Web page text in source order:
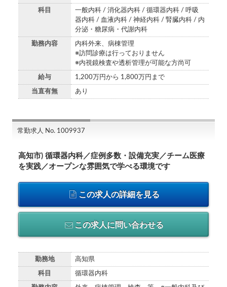
科目
一般内科 / 消化器内科 / 循環器内科 / 呼吸
器内科 / 血液内科 / 神経内科 / 腎臓内科 / 内
分泌・糖尿病・代謝内科
勤務内容
内科外来、病棟管理
※訪問診療は行っておりません
※内視鏡検査や透析管理が可能な方尚可
給与 1,200万円から 1,800万円まで
当直有無 あり
常勤求人 No. 1009937
高知市) 循環器内科／症例多数・設備充実／チーム医療
を実践／オープンな雰囲気で学べる環境です
この求人の詳細を見る
この求人に問い合わせる
勤務地 高知県
科目 循環器内科